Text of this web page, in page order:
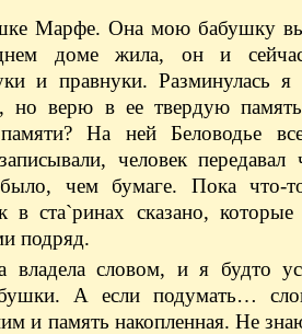
Марфе. Она мою бабушку
доме жила, он и
и правнуки. Разминулась
но верю в ее твердую
На ней Беловодье
человек
чем бумаге. Пока что-
в ста`ринах сказано, которые
подряд.
владела словом, и я будто
А если подумать…
и память накопленная. Не